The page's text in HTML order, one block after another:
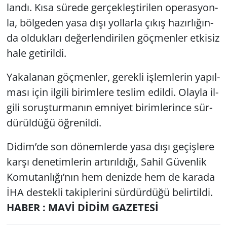
lan­dı. Kısa sü­re­de ger­çek­leş­ti­ri­len ope­ras­yon­
la, böl­ge­den yasa dışı yol­lar­la çıkış ha­zır­lı­ğın­
da ol­duk­la­rı de­ğer­len­di­ri­len göç­men­ler et­ki­siz
hale ge­ti­ril­di.
Ya­ka­la­nan göç­men­ler, ge­rek­li iş­lem­le­rin ya­pıl­
ma­sı için il­gi­li bi­rim­le­re tes­lim edil­di. Olay­la il­
gi­li so­ruş­tur­ma­nın em­ni­yet bi­rim­le­rin­ce sür­
dü­rül­dü­ğü öğ­re­nil­di.
Didim’de son dö­nem­ler­de yasa dışı ge­çiş­le­re
karşı de­ne­tim­le­rin ar­tı­rıl­dı­ğı, Sahil Gü­ven­lik
Ko­mu­tan­lı­ğı’nın hem de­niz­de hem de ka­ra­da
İHA des­tek­li ta­kip­le­ri­ni sür­dür­dü­ğü be­lir­til­di.
HABER : MAVİ DİDİM GAZETESİ